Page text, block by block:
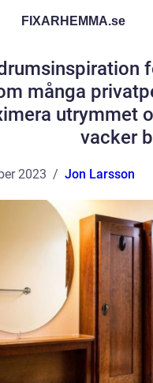
FIXARHEMMA.se
många
utrymmet
vacker
2023 Jon Larsson